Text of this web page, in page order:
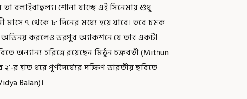
তা বলাইবাহুল্য। শোনা যাচ্ছে এই সিনেমায় শুধু
৭ থেকে ৮ দিনের মধ্যে হয়ে যাবে। তবে চমক
অভিনয় করলেও ভরপুর অ্যাকশনে যে তার একটা
অন্যান্য চরিত্রে রয়েছেন মিঠুন চক্রবর্তী (Mithun
হাত ধরে পূর্ণদৈর্ঘ্যের দক্ষিণ ভারতীয় ছবিতে
Balan)।